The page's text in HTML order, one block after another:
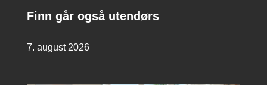
Finn går også utendørs
7. august 2026